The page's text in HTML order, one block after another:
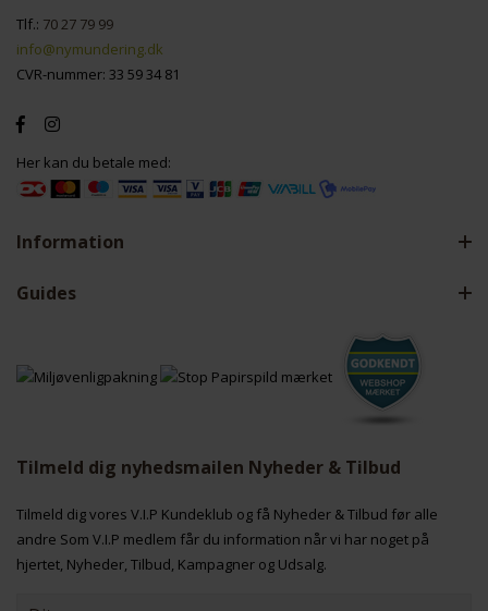
Tlf.: 70 27 79 99
info@nymundering.dk
CVR-nummer: 33 59 34 81
Her kan du betale med:
Information
Guides
Tilmeld dig nyhedsmailen Nyheder & Tilbud
Tilmeld dig vores V.I.P Kundeklub og få Nyheder & Tilbud før alle
andre Som V.I.P medlem får du information når vi har noget på
hjertet, Nyheder, Tilbud, Kampagner og Udsalg.